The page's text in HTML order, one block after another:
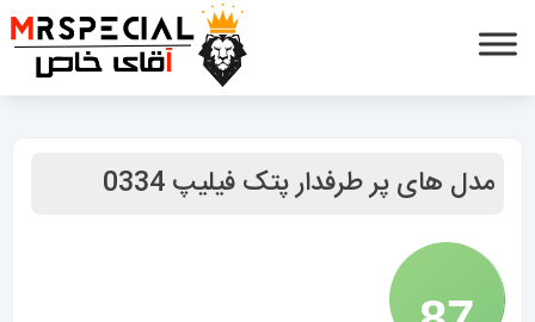
مدل های پر طرفدار پتک فیلیپ 0334